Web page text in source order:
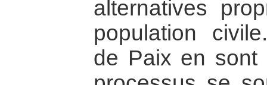
alternatives
population
de Paix en sont